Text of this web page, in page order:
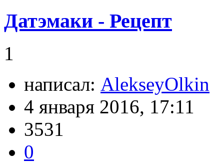
Датэмаки - Рецепт
1
написал: AlekseyOlkin
4 января 2016, 17:11
3531
0